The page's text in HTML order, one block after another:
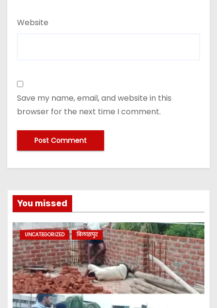
Website
Save my name, email, and website in this
browser for the next time I comment.
You missed
UNCATEGORIZED बिलासपुर